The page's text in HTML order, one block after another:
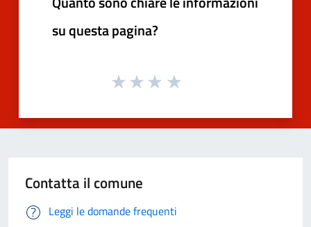
su questa pagina?
Contatta il comune
Leggi le domande frequenti